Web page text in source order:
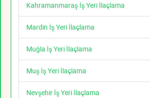
Kahramanmaraş İş Yeri İlaçlama
Mardin İş Yeri İlaçlama
Muğla İş Yeri İlaçlama
Muş İş Yeri İlaçlama
Nevşehir İş Yeri İlaçlama